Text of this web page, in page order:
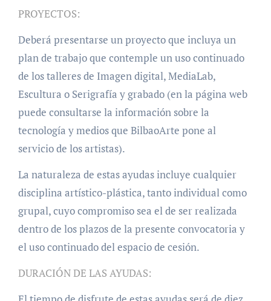
PROYECTOS:
Deberá presentarse un proyecto que incluya un
plan de trabajo que contemple un uso continuado
de los talleres de Imagen digital, MediaLab,
Escultura o Serigrafía y grabado (en la página web
puede consultarse la información sobre la
tecnología y medios que BilbaoArte pone al
servicio de los artistas).
La naturaleza de estas ayudas incluye cualquier
disciplina artístico-plástica, tanto individual como
grupal, cuyo compromiso sea el de ser realizada
dentro de los plazos de la presente convocatoria y
el uso continuado del espacio de cesión.
DURACIÓN DE LAS AYUDAS: